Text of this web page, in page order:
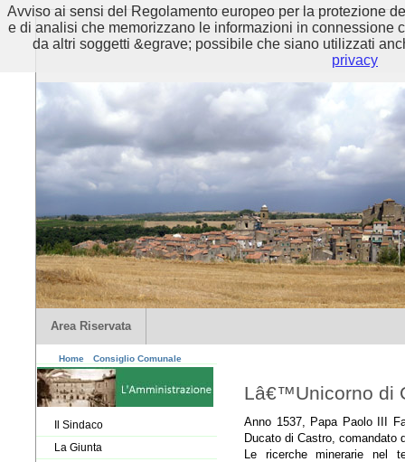
Area Riservata
Home Consiglio Comunale
Il Sindaco
La Giunta
Lâ€™Unicorno di
Anno 1537, Papa Paolo III
Ducato di Castro, comandato
Le ricerche minerarie nel
Avviso ai sensi del Regolamento europeo per la protezione
e di analisi che memorizzano le informazioni in connessione
da altri soggetti &egrave; possibile che siano utilizzati
privacy